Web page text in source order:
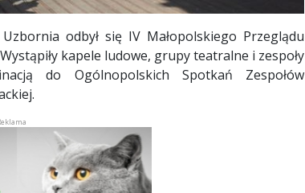
odbył się IV Małopolskiego Przeglądu
kapele ludowe, grupy teatralne i zespoły
do Ogólnopolskich Spotkań Zespołów